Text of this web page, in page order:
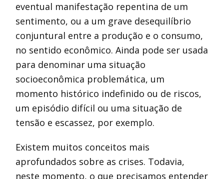
eventual manifestação repentina de um
sentimento, ou a um grave desequilíbrio
conjuntural entre a produção e o consumo,
no sentido econômico. Ainda pode ser usada
para denominar uma situação
socioeconômica problemática, um
momento histórico indefinido ou de riscos,
um episódio difícil ou uma situação de
tensão e escassez, por exemplo.
Existem muitos conceitos mais
aprofundados sobre as crises. Todavia,
neste momento, o que precisamos entender